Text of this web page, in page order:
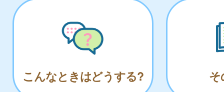
こんなときはどうする? そ